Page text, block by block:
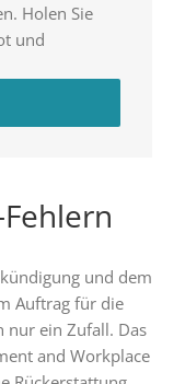
Holen Sie
und
und dem
Auftrag für die
nur ein Zufall. Das
and Workplace